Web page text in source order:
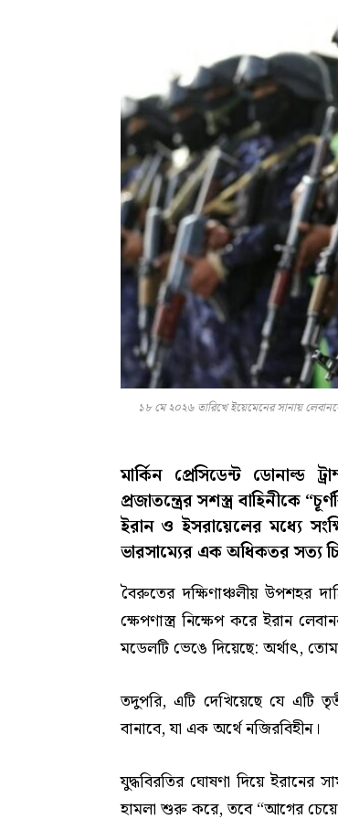
১৮ মে ২০২৬ তারিখে ইয়েমেনের সানায়
মার্কিন প্রেসিডেন্ট ডোনাল্ড
প্রজাতন্ত্রের সশস্ত্র বাহিনীকে
ইরান ও ইসরায়েলের মধ্যে
ভারসাম্যের এক অধিকতর সত্য
বৈরুতের দক্ষিণাঞ্চলীয় উপশহর
ক্ষেপণাস্ত্র নিক্ষেপ করে ইরান
মডেলটি ভেঙে দিয়েছে: অর্থাৎ,
তদুপরি, এটি দেখিয়েছে যে এটি
বানাবে, যা এক অর্থে নজিরবিহীন।
যুদ্ধবিরতির ঘোষণা দিয়ে ইরানের
হামলা শুরু করে, তবে “আগের